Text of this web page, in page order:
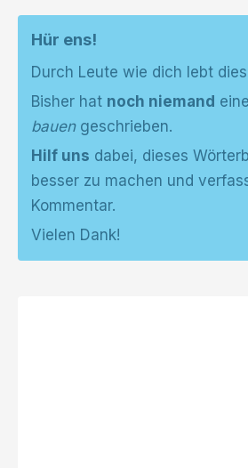
Hür ens!
Durch Leute wie dich lebt
Bisher hat noch niemand
bauengeschrieben.
Hilf uns dabei, dieses
besser zu machen und
Kommentar.
Vielen Dank!